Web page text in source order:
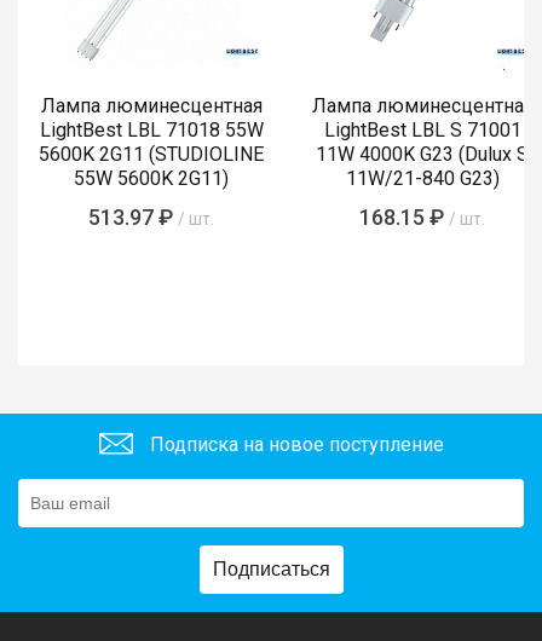
Лампа люминесцентная
LightBest LBL 71018 55W
5600K 2G11 (STUDIOLINE
55W 5600K 2G11)
513.97 ₽ / шт.
Лампа люминесцентная
LightBest LBL S 71001
11W 4000K G23 (Dulux S
11W/21-840 G23)
168.15 ₽ / шт.
Подписка на новое поступление
Подписаться